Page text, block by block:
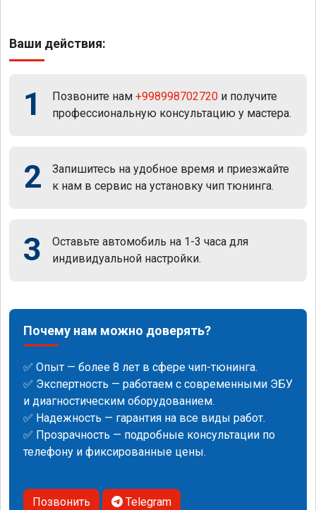
Ваши действия:
1 Позвоните нам +998998702720 и получите
профессиональную консультацию у мастера.
2
Запишитесь на удобное время и приезжайте
к нам в сервис на установку чип тюнинга.
3
Оставьте автомобиль на 1-3 часа для
индивидуальной настройки.
Почему нам можно доверять?
✅ Опыт — более 8 лет в сфере чип-тюнинга.
✅ Экспертность — работаем с современными ЭБУ
и диагностическим оборудованием.
✅ Надежность — гарантия на все виды работ.
✅ Прозрачность — подробные консультации по
телефону и фиксированные цены.
Позвонить Telegram